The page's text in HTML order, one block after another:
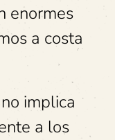
enormes
a costa
implica
a los